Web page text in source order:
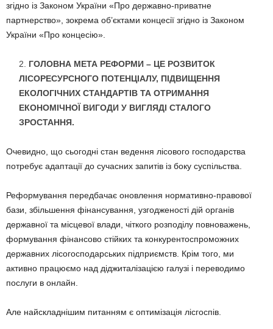
згідно із Законом України «Про державно-приватне
партнерство», зокрема об’єктами концесії згідно із Законом
України «Про концесію».
ГОЛОВНА МЕТА РЕФОРМИ – ЦЕ РОЗВИТОК
ЛІСОРЕСУРСНОГО ПОТЕНЦІАЛУ, ПІДВИЩЕННЯ
ЕКОЛОГІЧНИХ СТАНДАРТІВ ТА ОТРИМАННЯ
ЕКОНОМІЧНОЇ ВИГОДИ У ВИГЛЯДІ СТАЛОГО
ЗРОСТАННЯ.
Очевидно, що сьогодні стан ведення лісового господарства
потребує адаптації до сучасних запитів із боку суспільства.
Реформування передбачає оновлення нормативно-правової
бази, збільшення фінансування, узгодженості дій органів
державної та місцевої влади, чіткого розподілу повноважень,
формування фінансово стійких та конкурентоспроможних
державних лісогосподарських підприємств. Крім того, ми
активно працюємо над діджиталізацією галузі і переводимо
послуги в онлайн.
Але найскладнішим питанням є оптимізація лісгоспів.